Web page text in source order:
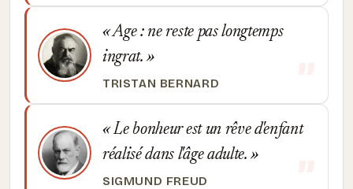
Age : ne reste pas longtemps
ingrat.
TRISTAN BERNARD
Le bonheur est un rêve d'enfant
réalisé dans l'âge adulte.
SIGMUND FREUD